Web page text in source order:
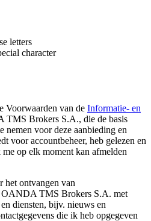
letters
character
Voorwaarden van de Informatie- en
TMS Brokers S.A., die de basis
nemen voor deze aanbieding en
voor accountbeheer, heb gelezen en
op elk moment kan afmelden
het ontvangen van
OANDA TMS Brokers S.A. met
diensten, bijv. nieuws en
die ik heb opgegeven